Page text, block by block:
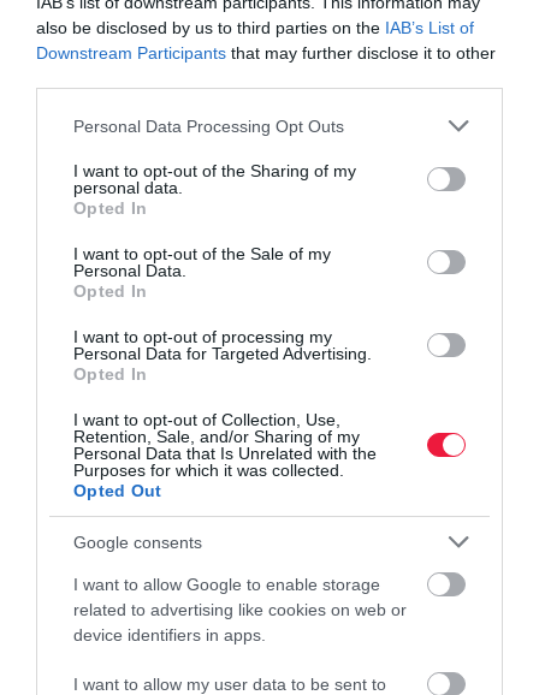
also be disclosed by us to third parties on the IAB’s List of
Downstream Participants that may further disclose it to other
Please note that this website/app uses one or more Google
not limited to your visit or usage behaviour. You may click to
grant or deny consent to Google and its third-party tags to
use your data for below specified purposes in below Google
consent section.
Personal Data Processing Opt Outs
I want to opt-out of the Sharing of my
personal data.
Opted In
I want to opt-out of the Sale of my
Personal Data.
Opted In
I want to opt-out of processing my
Personal Data for Targeted Advertising.
Opted In
I want to opt-out of Collection, Use,
Retention, Sale, and/or Sharing of my
Personal Data that Is Unrelated with the
Purposes for which it was collected.
Opted Out
Google consents
I want to allow Google to enable storage
related to advertising like cookies on web or
device identifiers in apps.
I want to allow my user data to be sent to
Olvasd el ezt is!
Mennyi a vérnyomásod? Itt az új határérték
Elűzi a fáradtságot, leviszi a vérnyomást, mi meg
Jobb elkerülni ezeket a vérnyomást felpumpáló
ételeket
életmód vérnyomás egészség agrár